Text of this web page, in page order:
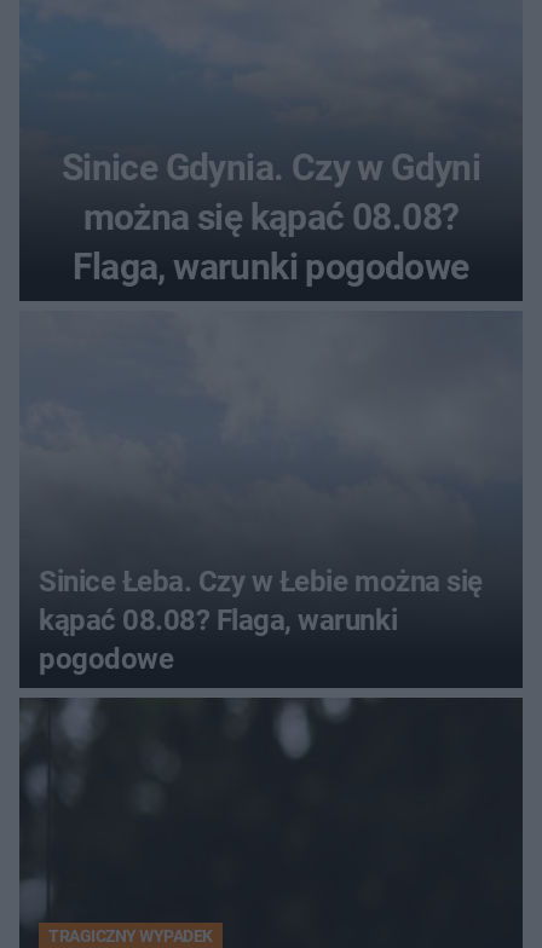
Sinice Gdynia. Czy w Gdyni
można się kąpać 08.08?
Flaga, warunki pogodowe
Sinice Łeba. Czy w Łebie można się
kąpać 08.08? Flaga, warunki
pogodowe
TRAGICZNY WYPADEK